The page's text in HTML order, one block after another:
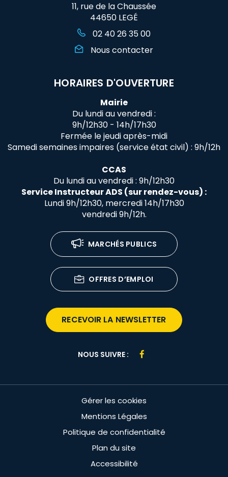
11, rue de la Chaussée
44650 LEGÉ
02 40 26 35 00
Nous contacter
HORAIRES D'OUVERTURE
Mairie
Du lundi au vendredi :
9h/12h30 - 14h/17h30
Fermée le jeudi après-midi
Samedi semaines impaires (service état civil) : 9h/12h
CCAS
Du lundi au vendredi : 9h/12h30
Service Instructeur ADS (sur rendez-vous) :
Lundi 9h/12h30, mercredi 14h/17h30
vendredi 9h/12h.
MARCHÉS PUBLICS
OFFRES D’EMPLOI
RECEVOIR LA NEWSLETTER
NOUS SUIVRE :
Gérer les cookies
Mentions Légales
Politique de confidentialité
Plan du site
Accessibilité